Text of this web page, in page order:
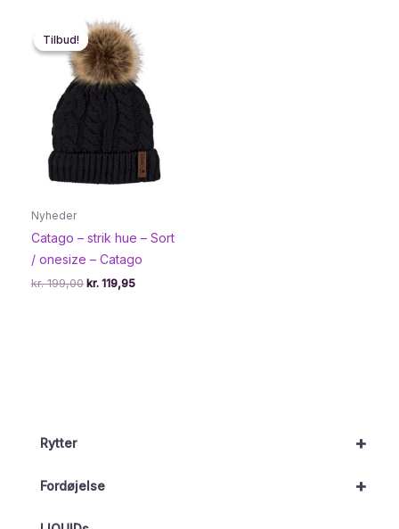
+
Rytter
+
Fordøjelse
Tilbud!
Tilbud!
Nyheder
Catago – strik hue – Sort
/ onesize – Catago
kr.199,00 Den
kr. 119,95Den